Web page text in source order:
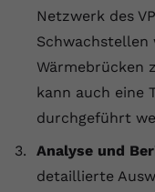
Netzwerk des
Wärmebrücken
kann auch eine
durchgeführt
Analyse und
detaillierte
Name yt-
Anbieter
Laufzeit